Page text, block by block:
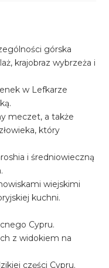
górska
krajobraz wybrzeża i
w Lefkarze
meczet, a także
który
i średniowieczną
wiejskimi
kuchni.
Cypru.
z widokiem na
części Cypru.